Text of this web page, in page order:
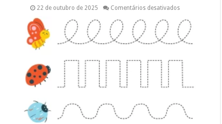
22 de outubro de 2025 Comentários desativadosem
infantis
gratuitas
para
traçar